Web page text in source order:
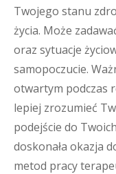
Twojego stanu
życia. Może
oraz sytuacje
samopoczucie.
otwartym podczas
lepiej zrozumieć
podejście do
doskonała okazja
metod pracy